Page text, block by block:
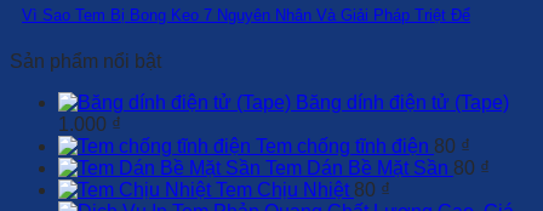
Vì Sao Tem Bị Bong Keo 7 Nguyên Nhân Và Giải Pháp Triệt Để
Sản phẩm nổi bật
Băng dính điện tử (Tape)
1.000 ₫
Tem chống tĩnh điện 80 ₫
Tem Dán Bề Mặt Sần 80 ₫
Tem Chịu Nhiệt 80 ₫